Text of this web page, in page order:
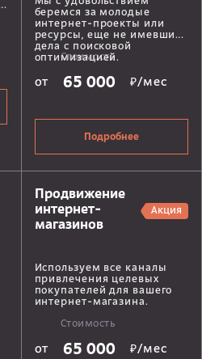
Мы с удовольствием
беремся за молодые
интернет-проекты или
ресурсы, еще не имевшие
дела с поисковой
оптимизацией.
Стоимость
от 65 000 ₽/мес
Подробнее
Продвижение
интернет-
магазинов
Акция
Используем все каналы
привлечения целевых
покупателей для вашего
интернет-магазина.
Стоимость
от 65 000 ₽/мес